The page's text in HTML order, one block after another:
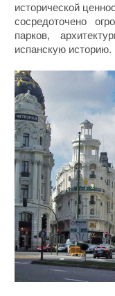
исторической
сосредоточено
парков,
испанскую историю.